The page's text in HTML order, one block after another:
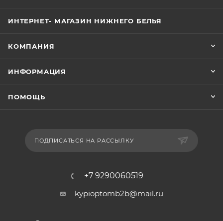
ИНТЕРНЕТ- МАГАЗИН НИЖНЕГО БЕЛЬЯ
КОМПАНИЯ
ИНФОРМАЦИЯ
ПОМОЩЬ
ПОДПИСАТЬСЯ НА РАССЫЛКУ
+7 9290060519
kypioptomb2b@mail.ru